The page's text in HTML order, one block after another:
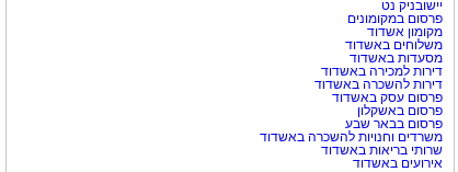
הבריטי
בפסטיבל הנובה
והתמודדות עם האובדן. בוי
להיזכר ואת הצורך
בביטוי "עוד נרקוד", שהפך
יישובניק נט
פרסום במקומונים
מקומון אשדוד
משלוחים באשדוד
מסעדות באשדוד
דירות למכירה באשדוד
דירות להשכרה באשדוד
פרסום עסק באשדוד
פרסום באשקלון
פרסום בבאר שבע
משרדים וחנויות להשכרה באשדוד
שרותי בריאות באשדוד
אירועים באשדוד